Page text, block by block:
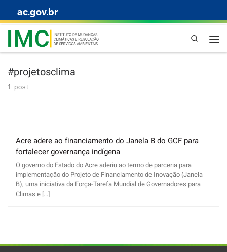
Skip to content
ac.gov.br
Pesquisa
#projetosclima
1 post
Acre adere ao financiamento do Janela B do GCF para
fortalecer governança indígena
O governo do Estado do Acre aderiu ao termo de parceria para
implementação do Projeto de Financiamento de Inovação (Janela
B), uma iniciativa da Força-Tarefa Mundial de Governadores para
Climas e [...]